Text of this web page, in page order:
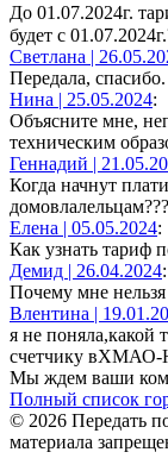
До 01.07.2024г.
будет с
Светлана |
Передала, спасибо.
Нина | 25.05.2024:
Объясните мне,
техническим
Геннадий |
Когда начнут
Елена | 05.05.2024:
Как узнать тариф
Демид | 26.04.2024:
Почему мне нельзя
Влентина |
я не поняла,какой
счетчику вХМАО-
Мы ждем ваши
Полный список
© 2026 Передать
материала